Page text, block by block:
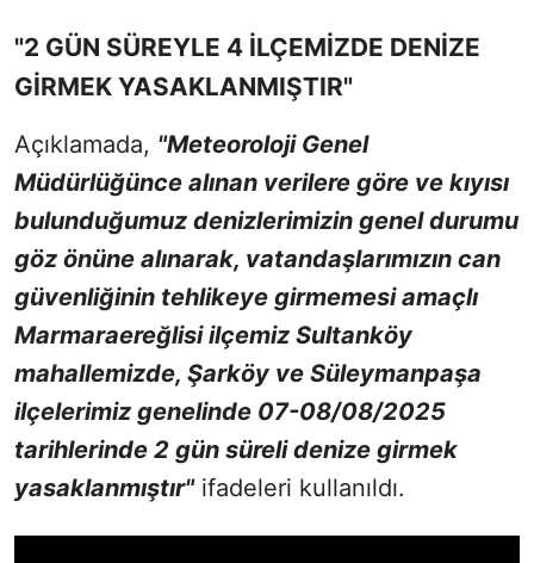
"2 GÜN SÜREYLE 4 İLÇEMİZDE DENİZE
GİRMEK YASAKLANMIŞTIR"
Açıklamada, "Meteoroloji Genel
Müdürlüğünce alınan verilere göre ve kıyısı
bulunduğumuz denizlerimizin genel durumu
göz önüne alınarak, vatandaşlarımızın can
güvenliğinin tehlikeye girmemesi amaçlı
Marmaraereğlisi ilçemiz Sultanköy
mahallemizde, Şarköy ve Süleymanpaşa
ilçelerimiz genelinde 07-08/08/2025
tarihlerinde 2 gün süreli denize girmek
yasaklanmıştır"ifadeleri kullanıldı.